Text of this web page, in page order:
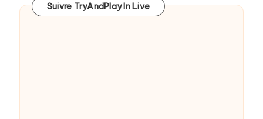
Suivre TryAndPlay In Live